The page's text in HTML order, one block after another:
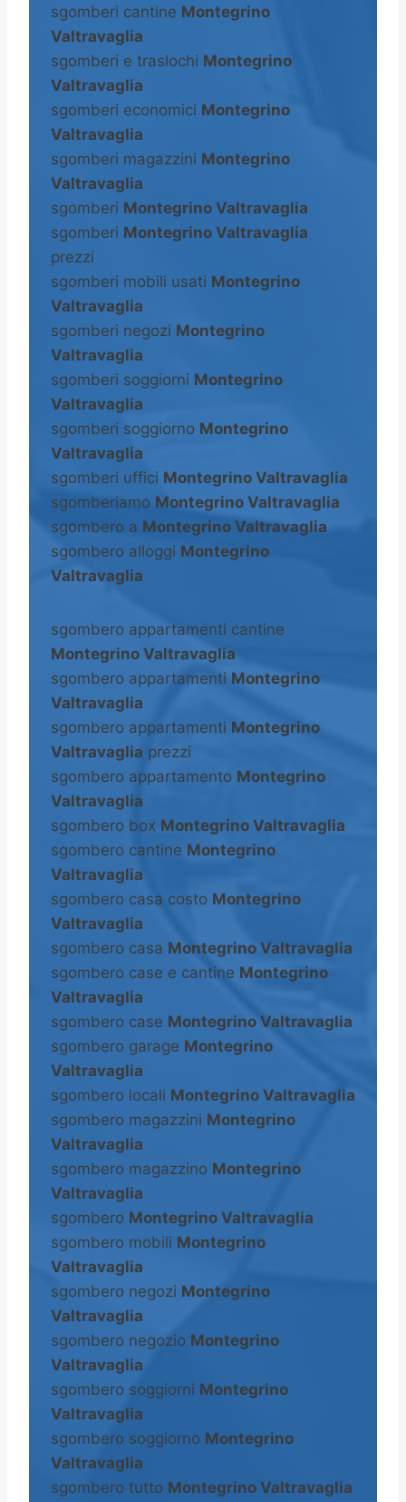
sgomberi cantine Montegrino
Valtravaglia
sgomberi e traslochi Montegrino
Valtravaglia
sgomberi economici Montegrino
Valtravaglia
sgomberi magazzini Montegrino
Valtravaglia
sgomberi Montegrino Valtravaglia
sgomberi Montegrino Valtravaglia
prezzi
sgomberi mobili usati Montegrino
Valtravaglia
sgomberi negozi Montegrino
Valtravaglia
sgomberi soggiorni Montegrino
Valtravaglia
sgomberi soggiorno Montegrino
Valtravaglia
sgomberi uffici Montegrino Valtravaglia
sgomberiamo Montegrino Valtravaglia
sgombero a Montegrino Valtravaglia
sgombero alloggi Montegrino
Valtravaglia
sgombero appartamenti cantine
Montegrino Valtravaglia
sgombero appartamenti Montegrino
Valtravaglia
sgombero appartamenti Montegrino
Valtravaglia prezzi
sgombero appartamento Montegrino
Valtravaglia
sgombero box Montegrino Valtravaglia
sgombero cantine Montegrino
Valtravaglia
sgombero casa costo Montegrino
Valtravaglia
sgombero casa Montegrino Valtravaglia
sgombero case e cantine Montegrino
Valtravaglia
sgombero case Montegrino Valtravaglia
sgombero garage Montegrino
Valtravaglia
sgombero locali Montegrino Valtravaglia
sgombero magazzini Montegrino
Valtravaglia
sgombero magazzino Montegrino
Valtravaglia
sgombero Montegrino Valtravaglia
sgombero mobili Montegrino
Valtravaglia
sgombero negozi Montegrino
Valtravaglia
sgombero negozio Montegrino
Valtravaglia
sgombero soggiorni Montegrino
Valtravaglia
sgombero soggiorno Montegrino
Valtravaglia
sgombero tutto Montegrino Valtravaglia